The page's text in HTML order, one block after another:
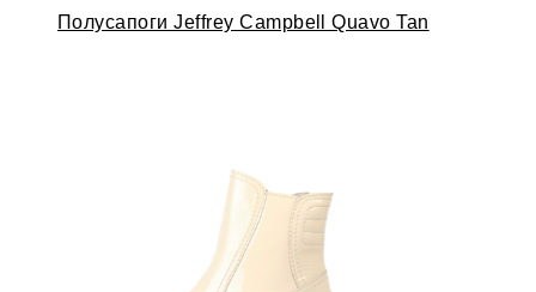
Полусапоги Jeffrey Campbell Quavo Tan